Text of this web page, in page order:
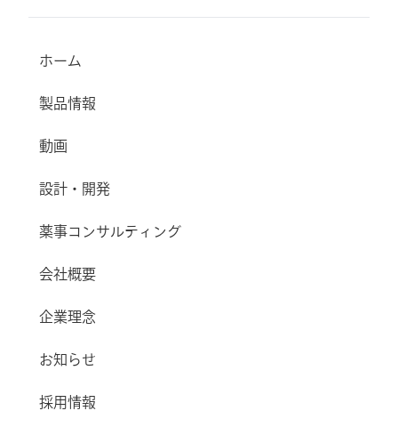
ホーム
製品情報
動画
設計・開発
薬事コンサルティング
会社概要
企業理念
お知らせ
採用情報